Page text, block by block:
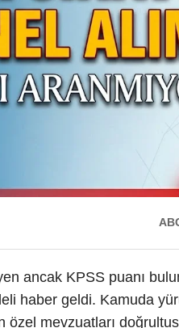
ancak KPSS puanı
haber geldi. Kamuda
özel mevzuatları